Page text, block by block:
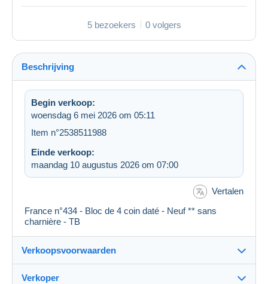
5 bezoekers 0 volgers
Beschrijving
Begin verkoop:
woensdag 6 mei 2026 om 05:11
Item n°2538511988
Einde verkoop:
maandag 10 augustus 2026 om 07:00
Vertalen
France n°434 - Bloc de 4 coin daté - Neuf ** sans
charnière - TB
Verkoopsvoorwaarden
Verkoper